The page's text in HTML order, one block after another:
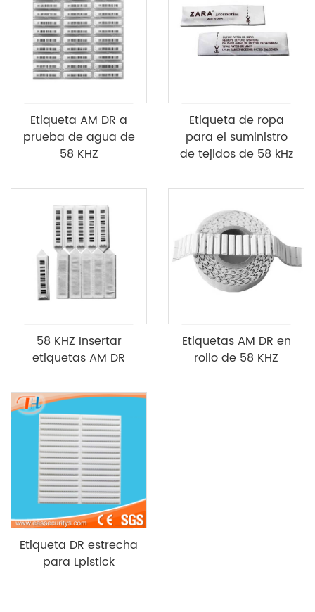
Etiqueta AM DR a
prueba de agua de
58 KHZ
Etiqueta de ropa
para el suministro
de tejidos de 58 kHz
58 KHZ Insertar
etiquetas AM DR
Etiquetas AM DR en
rollo de 58 KHZ
Etiqueta DR estrecha
para Lpistick